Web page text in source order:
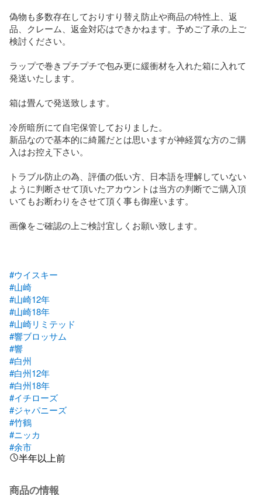
偽物も多数存在しておりすり替え防止や商品の特性上、返
品、クレーム、返金対応はできかねます。予めご了承の上ご
検討ください。
ラップで巻きプチプチで包み更に緩衝材を入れた箱に入れて
発送いたします。
箱は畳んで発送致します。
冷所暗所にて自宅保管しておりました。
新品なので基本的に綺麗だとは思いますが神経質な方のご購
入はお控え下さい。
トラブル防止の為、評価の低い方、日本語を理解していない
ように判断させて頂いたアカウントは当方の判断でご購入頂
いてもお断わりをさせて頂く事も御座います。
画像をご確認の上ご検討宜しくお願い致します。
#ウイスキー
#山崎
#山崎12年
#山崎18年
#山崎リミテッド
#響ブロッサム
#響
#白州
#白州12年
#白州18年
#イチローズ
#ジャパニーズ
#竹鶴
#ニッカ
#余市
半年以上前
商品の情報